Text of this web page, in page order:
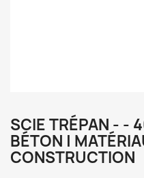
SCIE TRÉPAN - -
BÉTON |
CONSTRUCTION